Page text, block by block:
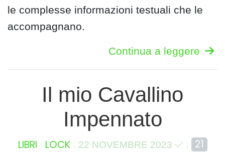
le complesse informazioni testuali che le
accompagnano.
Continua a leggere
Il mio Cavallino
Impennato
LIBRI LOCK 22 NOVEMBRE 2023 21